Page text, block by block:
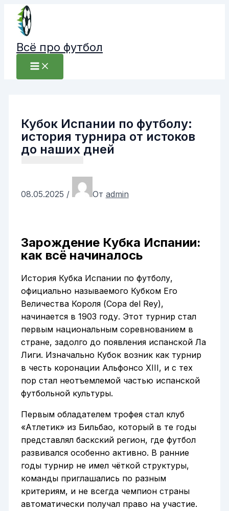
Перейти
содержимому
Всё про футбол
Кубок Испании по футболу:
история турнира от истоков
до наших дней
08.05.2025 / От admin
Зарождение Кубка Испании:
как всё начиналось
История Кубка Испании по футболу,
официально называемого Кубком Его
Величества Короля (Copa del Rey),
начинается в 1903 году. Этот турнир стал
первым национальным соревнованием в
стране, задолго до появления испанской Ла
Лиги. Изначально Кубок возник как турнир
в честь коронации Альфонсо XIII, и с тех
пор стал неотъемлемой частью испанской
футбольной культуры.
Первым обладателем трофея стал клуб
«Атлетик» из Бильбао, который в те годы
представлял баскский регион, где футбол
развивался особенно активно. В ранние
годы турнир не имел чёткой структуры,
команды приглашались по разным
критериям, и не всегда чемпион страны
автоматически получал право на участие.